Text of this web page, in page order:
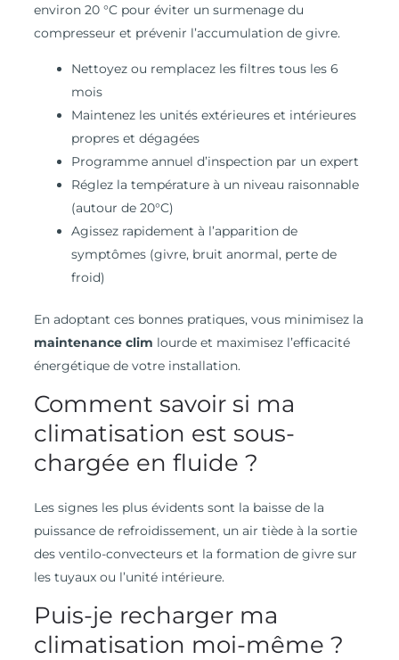
environ 20 °C pour éviter un surmenage du
compresseur et prévenir l’accumulation de givre.
Nettoyez ou remplacez les filtres tous les 6
mois
Maintenez les unités extérieures et intérieures
propres et dégagées
Programme annuel d’inspection par un expert
Réglez la température à un niveau raisonnable
(autour de 20°C)
Agissez rapidement à l’apparition de
symptômes (givre, bruit anormal, perte de
froid)
En adoptant ces bonnes pratiques, vous minimisez la
maintenance clim lourde et maximisez l’efficacité
énergétique de votre installation.
Comment savoir si ma
climatisation est sous-
chargée en fluide ?
Les signes les plus évidents sont la baisse de la
puissance de refroidissement, un air tiède à la sortie
des ventilo-convecteurs et la formation de givre sur
les tuyaux ou l’unité intérieure.
Puis-je recharger ma
climatisation moi-même ?